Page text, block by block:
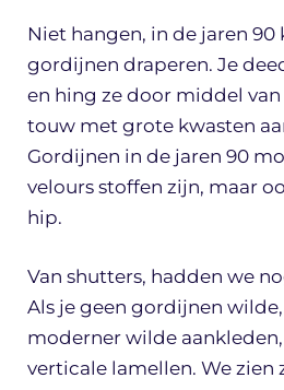
Niet hangen, in de jaren 90
gordijnen draperen. Je
en hing ze door middel
touw met grote kwasten
Gordijnen in de jaren 90
velours stoffen zijn, maar
hip.
Van shutters, hadden we
Als je geen gordijnen
moderner wilde
verticale lamellen. We zien